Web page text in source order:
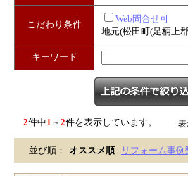
こだわり条件
Web問合せ可
地元(松田町(足柄上
キーワード
2件中1 ～2件を表示しています。 表
並び順： オススメ順 | リフォーム事